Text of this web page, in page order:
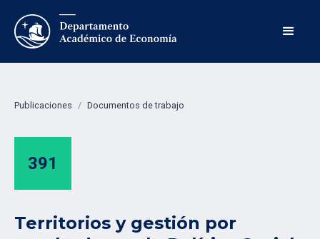
Publicaciones / Documentos de trabajo
391
Territorios y gestión por